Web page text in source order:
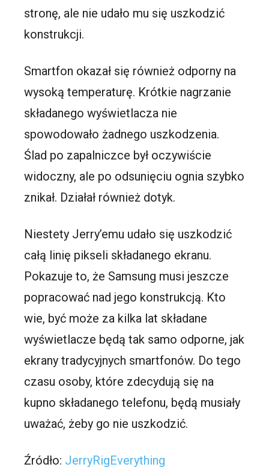
stronę, ale nie udało mu się uszkodzić
konstrukcji.
Smartfon okazał się również odporny na
wysoką temperaturę. Krótkie nagrzanie
składanego wyświetlacza nie
spowodowało żadnego uszkodzenia.
Ślad po zapalniczce był oczywiście
widoczny, ale po odsunięciu ognia szybko
znikał. Działał również dotyk.
Niestety Jerry’emu udało się uszkodzić
całą linię pikseli składanego ekranu.
Pokazuje to, że Samsung musi jeszcze
popracować nad jego konstrukcją. Kto
wie, być może za kilka lat składane
wyświetlacze będą tak samo odporne, jak
ekrany tradycyjnych smartfonów. Do tego
czasu osoby, które zdecydują się na
kupno składanego telefonu, będą musiały
uważać, żeby go nie uszkodzić.
Źródło: JerryRigEverything